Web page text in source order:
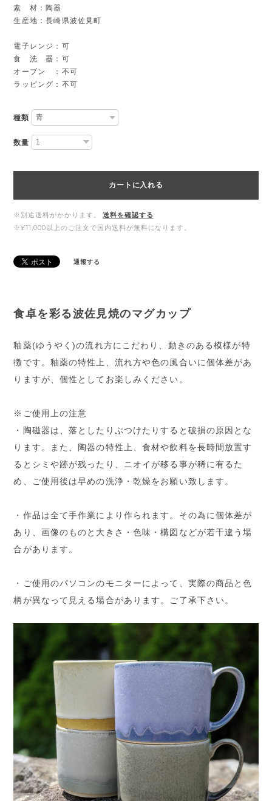
素 材：陶器
生産地：長崎県波佐見町
電子レンジ：可
食 洗 器：可
オーブン ：不可
ラッピング：不可
種類
数量
カートに入れる
※別途送料がかかります。
送料を確認する
※¥11,000以上のご注文で国内送料が無料になります。
通報する
食卓を彩る波佐見焼のマグカップ
釉薬(ゆうやく)の流れ方にこだわり、動きのある模様が特
徴です。釉薬の特性上、流れ方や色の風合いに個体差があ
りますが、個性としてお楽しみください。
※ご使用上の注意
・陶磁器は、落としたりぶつけたりすると破損の原因とな
ります。また、陶器の特性上、食材や飲料を長時間放置す
るとシミや跡が残ったり、ニオイが移る事が稀に有るた
め、ご使用後は早めの洗浄・乾燥をお願い致します。
・作品は全て手作業により作られます。その為に個体差が
あり、画像のものと大きさ・色味・構図などが若干違う場
合があります。
・ご使用のパソコンのモニターによって、実際の商品と色
柄が異なって見える場合があります。ご了承下さい。